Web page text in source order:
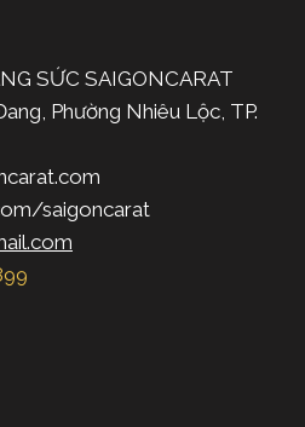
SỨC SAIGONCARAT
Phường Nhiêu Lộc, TP.
saigoncarat